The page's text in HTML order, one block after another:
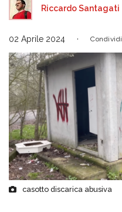
Riccardo Santagati
02 Aprile 2024 Condividi
casotto discarica abusiva